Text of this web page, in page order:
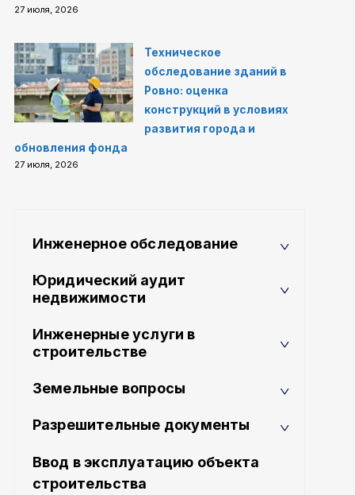
27 июля, 2026
Техническое
обследование зданий в
Ровно: оценка
конструкций в условиях
развития города и
обновления фонда
27 июля, 2026
Инженерное обследование
Юридический аудит
недвижимости
Инженерные услуги в
строительстве
Земельные вопросы
Разрешительные документы
Ввод в эксплуатацию объекта
строительства